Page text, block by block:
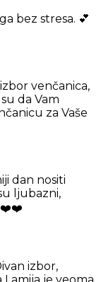
bez stresa. 💕
venčanica,
da Vam
za Vaše
dan nositi
ljubazni,
izbor,